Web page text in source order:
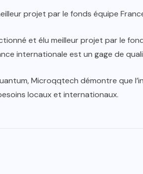
projet par le fonds équipe
et élu meilleur projet par le
internationale est un gage de
Microqqtech démontre que
locaux et internationaux.